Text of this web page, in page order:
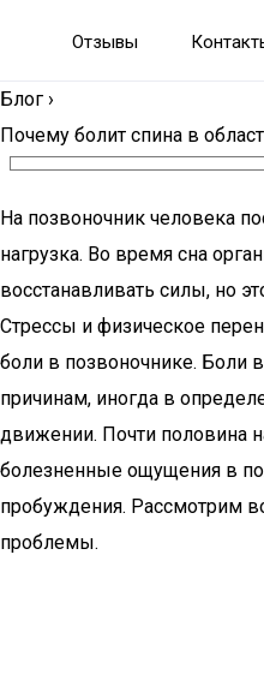
Отзывы
Блог ›
Почему болит спина в
На позвоночник человека
нагрузка. Во время сна
восстанавливать силы, но
Стрессы и физическое
боли в позвоночнике. Боли
причинам, иногда в
движении. Почти половина
болезненные ощущения в
пробуждения. Рассмотрим
проблемы.